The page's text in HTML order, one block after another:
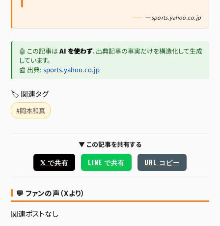
— sports.yahoo.co.jp
🤖 この記事はAI を使わず、出典記事の事実だけを構造化して生成
しています。
📰 出典: sports.yahoo.co.jp
🏷 関連タグ
#岡本和真
▼ この記事を共有する
𝕏 で共有 LINE で共有 URL コピー
💬 ファンの声（Xより）
関連ポストなし